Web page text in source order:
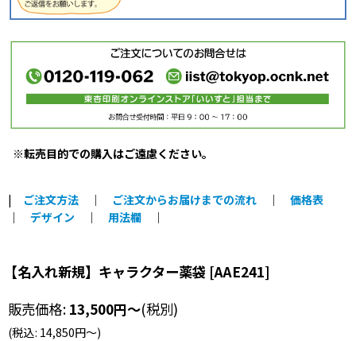
※転売目的での購入はご遠慮ください。
| ご注文方法 ｜ ご注文からお届けまでの流れ ｜ 価格表
｜ デザイン ｜ 用法欄 ｜
【名入れ新規】キャラクター薬袋 [AAE241]
販売価格: 13,500円～(税別)
(税込: 14,850円～)